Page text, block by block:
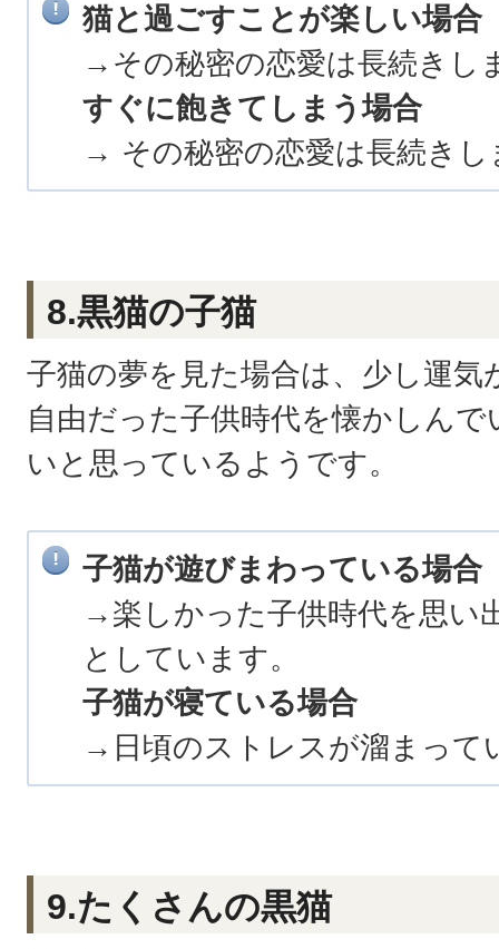
猫と過ごすことが楽しい場合
→その秘密の恋愛は長続きし
すぐに飽きてしまう場合
→ その秘密の恋愛は長続きし
8.黒猫の子猫
子猫の夢を見た場合は、少し運気
自由だった子供時代を懐かしん
いと思っているようです。
子猫が遊びまわっている場合
→楽しかった子供時代を思い
としています。
子猫が寝ている場合
→日頃のストレスが溜まって
9.たくさんの黒猫